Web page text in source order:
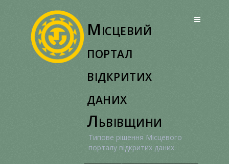
Місцевий
портал
відкритих
даних
Львівщини
Типове рішення Місцевого
порталу відкритих даних